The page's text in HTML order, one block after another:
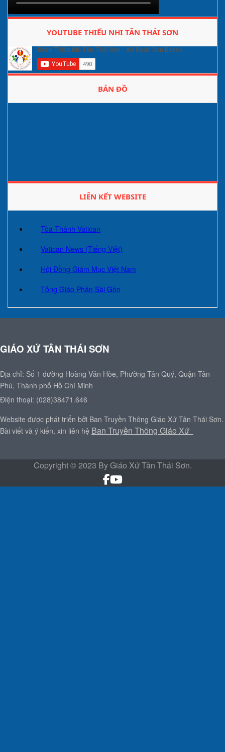
YOUTUBE THIẾU NHI TÂN THÁI SƠN
BẢN ĐỒ
LIÊN KẾT WEBSITE
Tòa Thánh Vatican
Vatican News (Tiếng Việt)
Hội Đồng Giám Mục Việt Nam
Tống Giáo Phận Sài Gòn
GIÁO XỨ TÂN THÁI SƠN
Địa chỉ: Số 1 đường Hoàng Văn Hòe, Phường Tân Quý, Quận Tân
Phú, Thành phố Hồ Chí Minh
Điện thoại: (028)38471.646
Website được phát triển bởi Ban Truyền Thông Giáo Xứ Tân Thái Sơn.
Bài viết và ý kiến, xin liên hệ Ban Truyền Thông Giáo Xứ
Copyright © 2023 By Giáo Xứ Tân Thái Sơn.